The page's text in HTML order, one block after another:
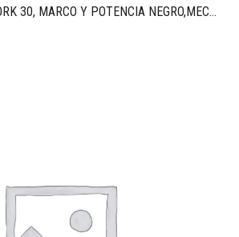
SILLA MOD. A/S WORK 30, MARCO Y POTENCIA NEGRO,MECAMISMO SINCRO CON LIMITACIÓN, BRAZOS POLIPROPILENO NEGRO 4D, BASE POLIAMIDA NEGRA, RUEDAS STANDARD NEGRAS, CABECERO TAPIZADO AL08, RESPALDO AL08 Y ASIENTO EN AO08